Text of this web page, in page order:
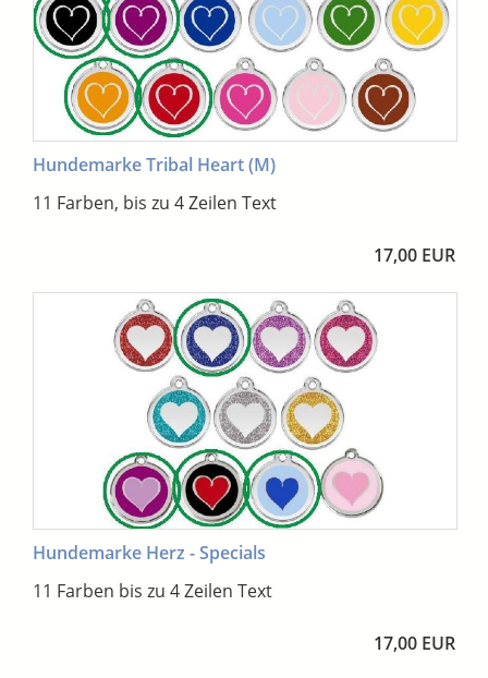
Hundemarke Tribal Heart (M)
11 Farben, bis zu 4 Zeilen Text
17,00 EUR
Hundemarke Herz - Specials
11 Farben bis zu 4 Zeilen Text
17,00 EUR